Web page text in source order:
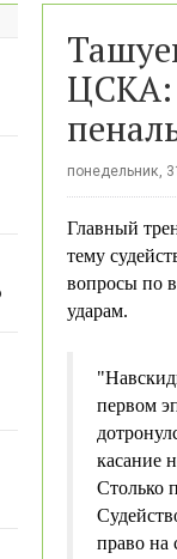
ЦСКА:
понедельник,
Главный
тему
вопросы по
ударам.
первом
касание
Столько
право на